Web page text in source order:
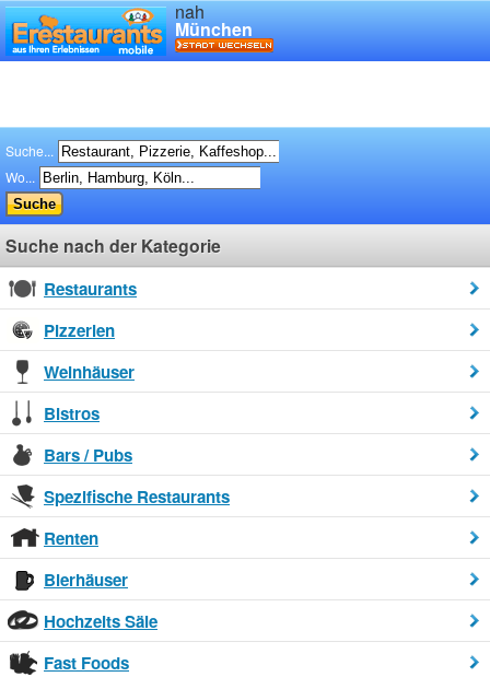
nah
München
Suche...
Wo...
Suche nach der Kategorie
Restaurants
Pizzerien
Weinhäuser
Bistros
Bars / Pubs
Spezifische Restaurants
Renten
Bierhäuser
Hochzeits Säle
Fast Foods